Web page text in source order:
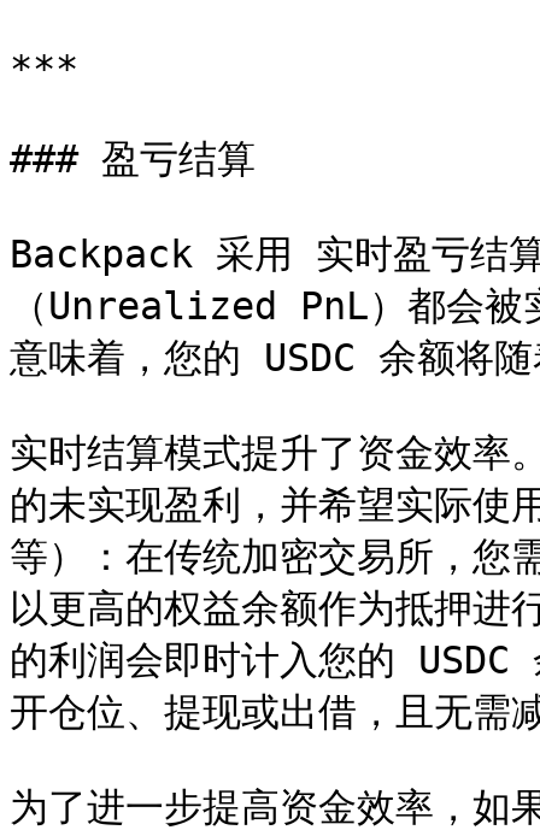
***
### 盈亏结算
Backpack 采用 实时盈亏结
（Unrealized PnL）都会被
意味着，您的 USDC 余额将
实时结算模式提升了资金效
的未实现盈利，并希望实际使
等）：在传统加密交易所，
以更高的权益余额作为抵押
的利润会即时计入您的 USDC
开仓位、提现或出借，且无需
为了进一步提高资金效率，如